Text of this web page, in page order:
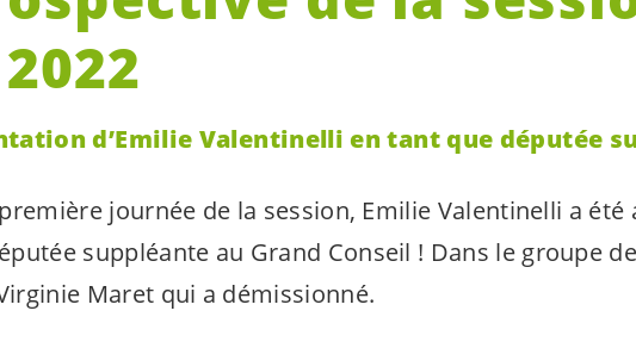
d’Emilie Valentinelli en tant que députée
journée de la session, Emilie Valentinelli a été
suppléante au Grand Conseil ! Dans le groupe
Maret qui a démissionné.